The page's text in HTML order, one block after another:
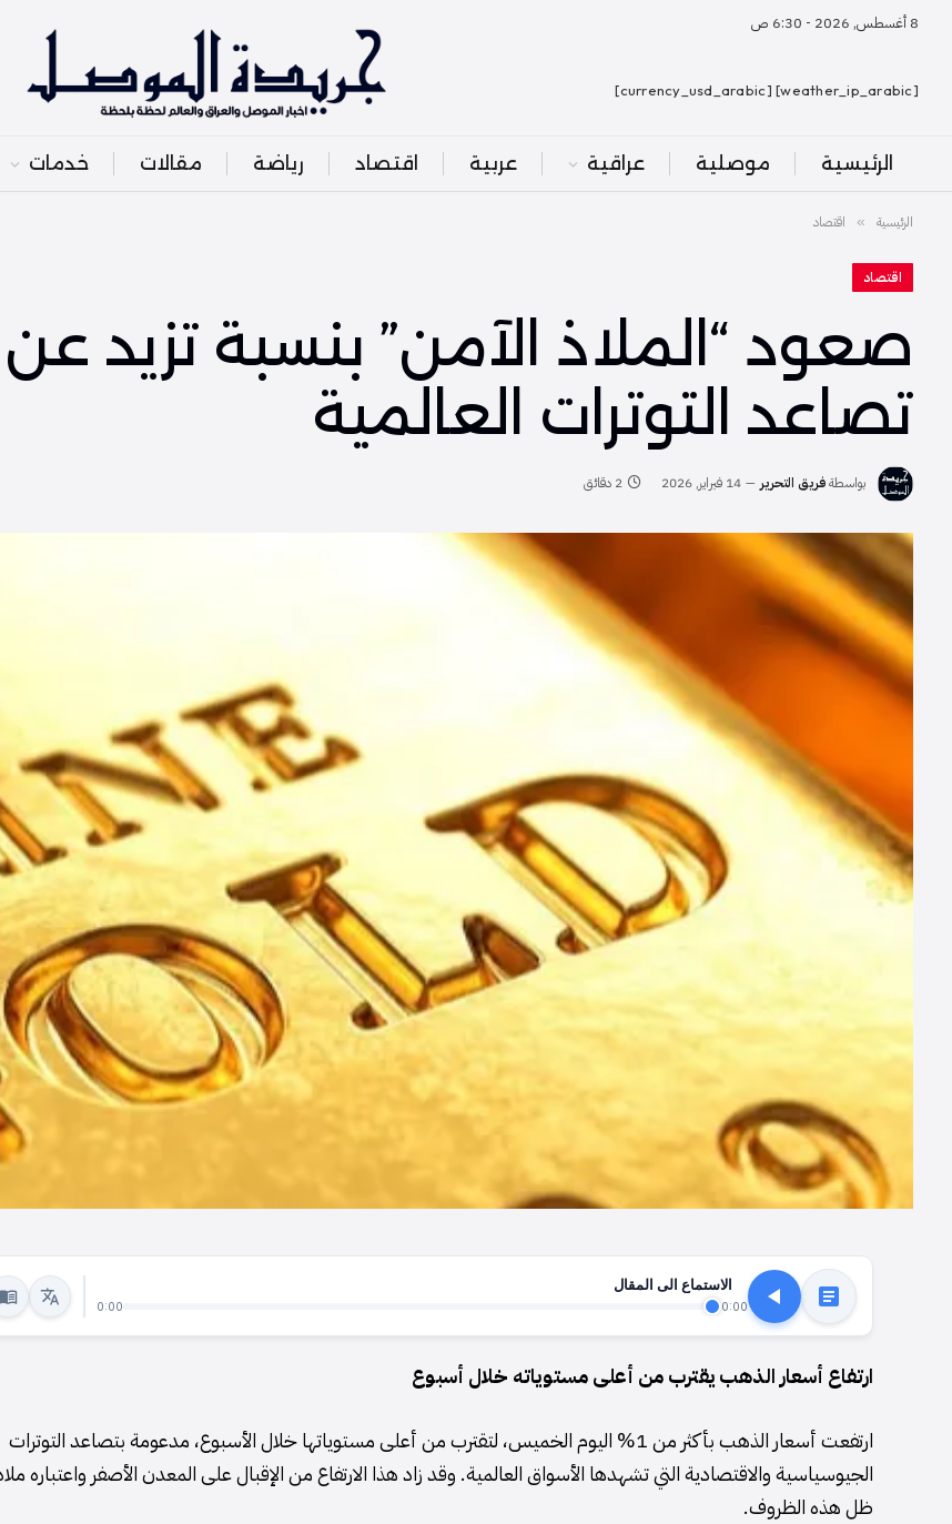
8 أغسطس, 2026 - 6:30 ص
[weather_ip_arabic] [currency_usd_arabic]
الرئيسية موصلية عراقية عربية اقتصاد رياضة مقالات خدمات
الرئيسية » اقتصاد
اقتصاد
تصاعد التوترات العالمية
بواسطةفريق التحرير 14 فبراير, 2026 2 دقائق
الاستماع الى المقال
0:00
0:00
ارتفاع أسعار الذهب يقترب من أعلى مستوياته خلال أسبوع
ارتفعت أسعار الذهب بأكثر من 1% اليوم الخميس، لتقترب من أعلى مستوياتها خلال الأسبوع، مدعومة بتصاعد التوترات
الجيوسياسية والاقتصادية التي تشهدها الأسواق العالمية. وقد زاد هذا الارتفاع من الإقبال على المعدن الأصفر واعتباره
ظل هذه الظروف.